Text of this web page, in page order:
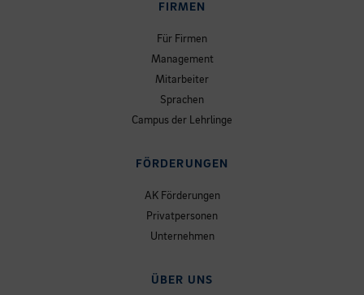
FIRMEN
Für Firmen
Management
Mitarbeiter
Sprachen
Campus der Lehrlinge
FÖRDERUNGEN
AK Förderungen
Privatpersonen
Unternehmen
ÜBER UNS